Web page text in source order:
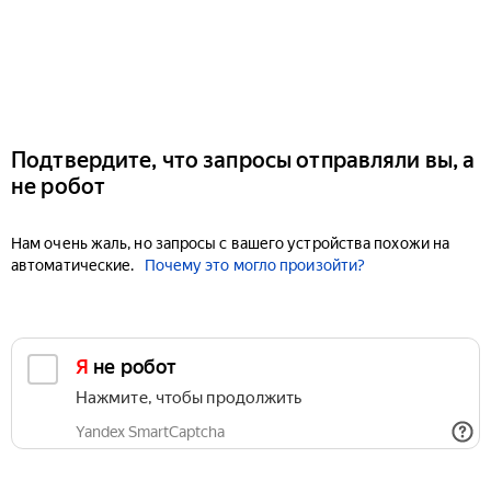
Подтвердите, что запросы отправляли вы, а
не робот
Нам очень жаль, но запросы с вашего устройства похожи на
автоматические.
Почему это могло произойти?
Я не робот
Нажмите, чтобы продолжить
Yandex SmartCaptcha